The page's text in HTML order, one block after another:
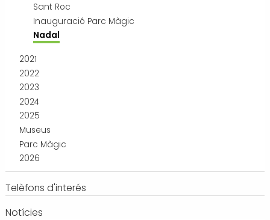
Sant Roc
Inauguració Parc Màgic
Nadal
2021
2022
2023
2024
2025
Museus
Parc Màgic
2026
Telèfons d'interés
Notícies